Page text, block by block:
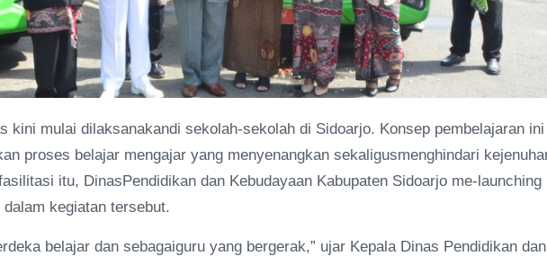
kini mulai dilaksanakandi sekolah-sekolah di Sidoarjo. Konsep pembelajaran ini
proses belajar mengajar yang menyenangkan sekaligusmenghindari
itu, DinasPendidikan dan Kebudayaan Kabupaten Sidoarjo me-launching
kegiatan tersebut.
belajar dan sebagaiguru yang bergerak,” ujar Kepala Dinas Pendidikan dan